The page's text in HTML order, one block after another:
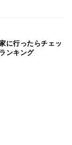
に行ったらチェッ
ンキング